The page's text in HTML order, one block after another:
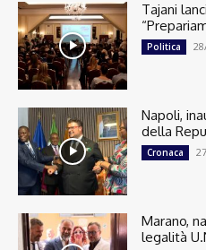
Tajani
Politica
Napoli,
della
Cronaca
Marano,
legalità